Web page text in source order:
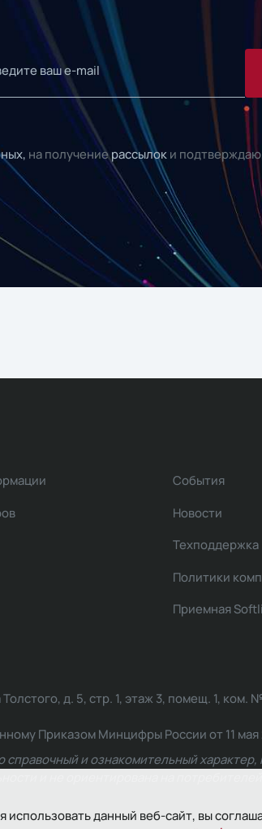
на получениерассылок и
использовать данный веб-сайт, вы
События
Новости
Техподдержка
Политики
Приемная
д. 5, стр. 1, этаж 3, помещ. 1, ком.
Приказом Минцифры России от 11 мая
и ознакомительный